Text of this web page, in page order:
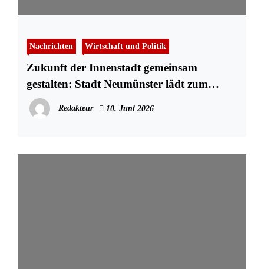
Nachrichten Wirtschaft und Politik
Zukunft der Innenstadt gemeinsam
gestalten: Stadt Neumünster lädt zum
Werkstattgespräch ein
Redakteur 10. Juni 2026